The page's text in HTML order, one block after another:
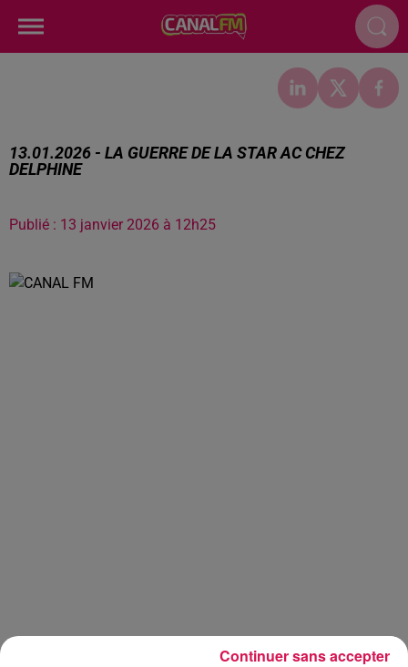
13.01.2026 - LA GUERRE DE LA STAR AC CHEZ
DELPHINE
Publié : 13 janvier 2026 à 12h25
Continuer sans accepter